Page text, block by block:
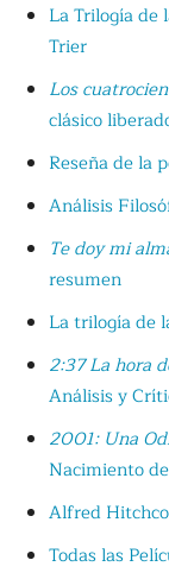
La Trilogía de
Trier
Los
clásico
Reseña de la
Análisis
Te doy mi
resumen
La trilogía de
2:37 La hora
Análisis y
2001: Una
Nacimiento
Alfred
Todas las